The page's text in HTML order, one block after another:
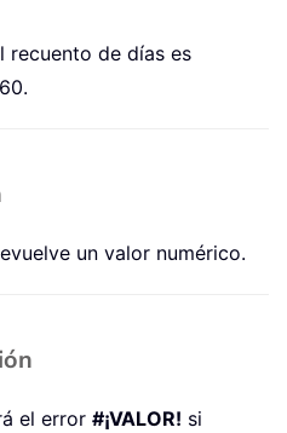
recuento de días es
un valor numérico.
el error #¡VALOR! si